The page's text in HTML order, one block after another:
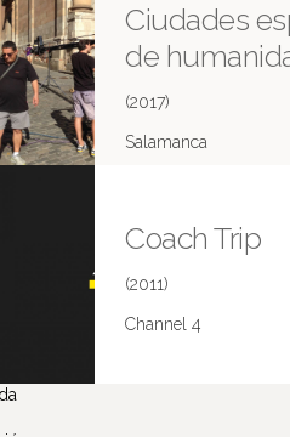
Ciudades
de
(2017)
Salamanca
Coach Trip
(2011)
Channel 4